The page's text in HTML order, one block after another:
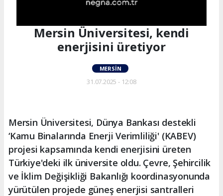
Mersin Üniversitesi, kendi
enerjisini üretiyor
MERSIN
31.07.2025 - 12:08
Mersin Üniversitesi, Dünya Bankası destekli
‘Kamu Binalarında Enerji Verimliliği' (KABEV)
projesi kapsamında kendi enerjisini üreten
Türkiye'deki ilk üniversite oldu. Çevre, Şehircilik
ve İklim Değişikliği Bakanlığı koordinasyonunda
yürütülen projede güneş enerjisi santralleri